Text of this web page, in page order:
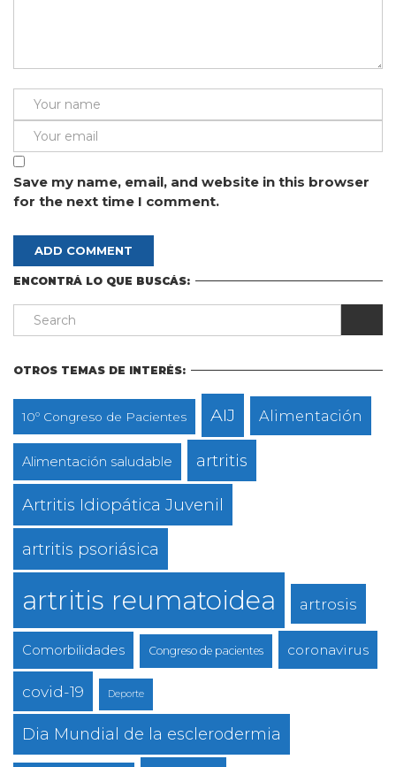
Save my name, email, and website in this browser
for the next time I comment.
ENCONTRÁ LO QUE BUSCÁS:
OTROS TEMAS DE INTERÉS:
10º Congreso de Pacientes AIJ Alimentación
Alimentación saludable artritis
Artritis Idiopática Juvenil
artritis psoriásica
artritis reumatoidea artrosis
Comorbilidades Congreso de pacientes coronavirus
covid-19 Deporte
Dia Mundial de la esclerodermia